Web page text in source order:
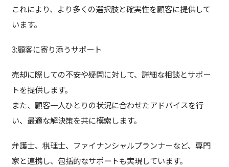
これにより、より多くの選択肢と確実性を顧客に提供して
います。
3:顧客に寄り添うサポート
売却に際しての不安や疑問に対して、詳細な相談とサポー
トを提供します。
また、顧客一人ひとりの状況に合わせたアドバイスを行
い、最適な解決策を共に模索します。
弁護士、税理士、ファイナンシャルプランナーなど、専門
家と連携し、包括的なサポートも実現しています。